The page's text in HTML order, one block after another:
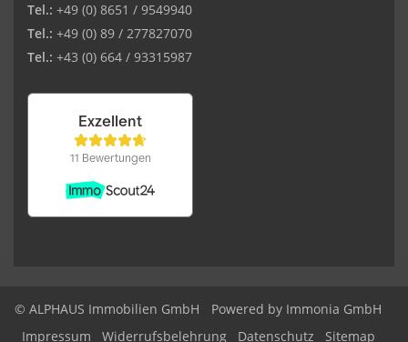
Tel.: +49 (0) 8651 / 9549940
Tel.: +49 (0) 89 / 277827070
Tel.: +43 (0) 664 / 93315987
© ALPHAUS Immobilien GmbH
Powered by Immonia GmbH
Impressum
Widerrufsbelehrung Datenschutz Sitemap